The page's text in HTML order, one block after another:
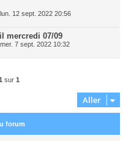
lun. 12 sept. 2022 20:56
mercredi 07/09
mer. 7 sept. 2022 10:32
sur 1
Aller
forum